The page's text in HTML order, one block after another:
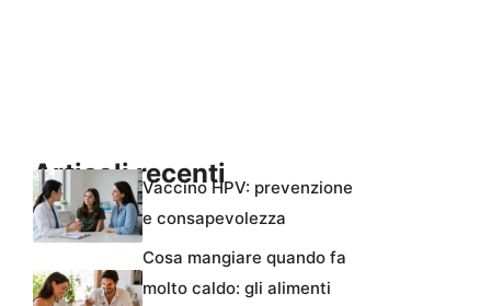
Articoli recentiVaccino HPV: prevenzione
e consapevolezza
Cosa mangiare quando fa
molto caldo: gli alimenti